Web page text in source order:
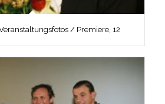
/ Premiere, 12